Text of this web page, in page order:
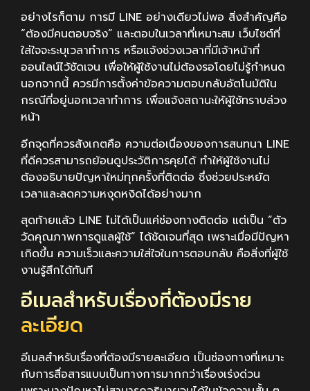
อย่างไรก็ตาม การมี LINE อย่างเดียวไม่พอ สิ่งสำคัญคือ
“ต้องมีคนตอบจริง” และตอบในเวลาที่เหมาะสม เว็บไซต์ที่
ใส่ใจจะระบุเวลาทำการ หรือแจ้งช่วงเวลาที่มีเจ้าหน้าที่
ออนไลน์ไว้ชัดเจน เพื่อให้ผู้ใช้งานไม่ต้องรอโดยไม่รู้กำหนด
นอกจากนี้ ควรมีการตั้งค่าข้อความตอบกลับอัตโนมัติใน
กรณีที่อยู่นอกเวลาทำการ เพื่อแจ้งสถานะให้ผู้ใช้ทราบล่วง
หน้า
อีกจุดที่ควรสังเกตคือ ความต่อเนื่องของการสนทนา LINE
ที่ดีควรสามารถย้อนดูประวัติการคุยได้ ทำให้ผู้ใช้งานไม่
ต้องอธิบายปัญหาใหม่ทุกครั้งที่ติดต่อ ซึ่งช่วยประหยัด
เวลาและลดความหงุดหงิดได้อย่างมาก
สุดท้ายแล้ว LINE ไม่ได้เป็นแค่ช่องทางติดต่อ แต่เป็น “ตัว
วัดคุณภาพการดูแลผู้ใช้” ได้ชัดเจนที่สุด เพราะเมื่อมีปัญหา
เกิดขึ้น ความเร็วและความใส่ใจในการตอบกลับ คือสิ่งที่ผู้ใช้
งานรู้สึกได้ทันที
อีเมลสำหรับเรื่องที่ต้องมีราย
ละเอียด
อีเมลสำหรับเรื่องที่ต้องมีรายละเอียด เป็นช่องทางที่เหมาะ
กับการสื่อสารแบบเป็นทางการมากกว่าเรื่องเร่งด่วน